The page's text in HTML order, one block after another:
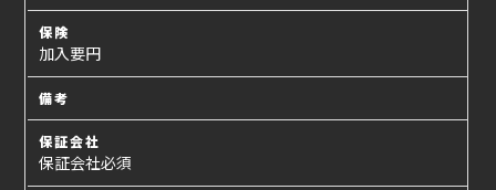
保険
加入要円
備考
保証会社
保証会社必須